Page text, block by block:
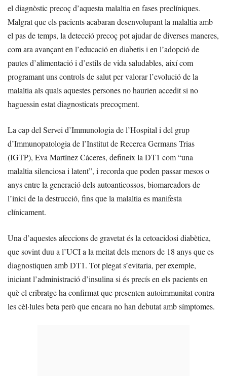
el diagnòstic precoç d’aquesta malaltia en fases preclíniques.
Malgrat que els pacients acabaran desenvolupant la malaltia amb
el pas de temps, la detecció precoç pot ajudar de diverses maneres,
com ara avançant en l’educació en diabetis i en l’adopció de
pautes d’alimentació i d’estils de vida saludables, així com
programant uns controls de salut per valorar l’evolució de la
malaltia als quals aquestes persones no haurien accedit si no
haguessin estat diagnosticats precoçment.
La cap del Servei d’Immunologia de l’Hospital i del grup
d’Immunopatologia de l’Institut de Recerca Germans Trias
(IGTP), Eva Martínez Cáceres, defineix la DT1 com “una
malaltia silenciosa i latent”, i recorda que poden passar mesos o
anys entre la generació dels autoanticossos, biomarcadors de
l’inici de la destrucció, fins que la malaltia es manifesta
clínicament.
Una d’aquestes afeccions de gravetat és la cetoacidosi diabètica,
que sovint duu a l’UCI a la meitat dels menors de 18 anys que es
diagnostiquen amb DT1. Tot plegat s’evitaria, per exemple,
iniciant l’administració d’insulina si és precís en els pacients en
què el cribratge ha confirmat que presenten autoimmunitat contra
les cèl·lules beta però que encara no han debutat amb símptomes.